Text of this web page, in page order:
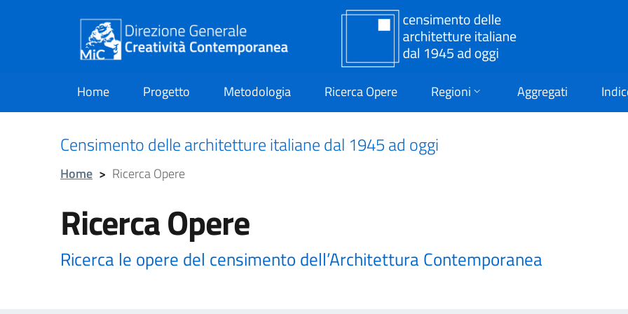
Home
current Progetto Metodologia Ricerca Opere Regioni Aggregati
Censimento delle architetture italiane dal 1945 ad oggi
Home > Ricerca Opere
Ricerca Opere
Ricerca le opere del censimento dell’Architettura Contemporanea